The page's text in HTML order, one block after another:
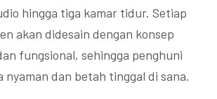
hingga tiga kamar tidur. Setiap
akan didesain dengan konsep
fungsional, sehingga penghuni
nyaman dan betah tinggal di sana.